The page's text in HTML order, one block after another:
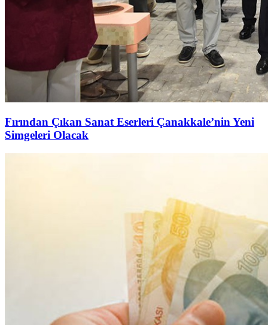
Fırından Çıkan Sanat Eserleri Çanakkale’nin Yeni
Simgeleri Olacak